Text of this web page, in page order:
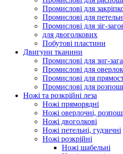
Промислові для
Промислові для
Промислові для зіг-
для двоголкових
Побутові пластини
Двигуни тканини
Промислові для зиг-зага
Промислові для
Промислові для
Промислові для
Ножі та розкрійні леза
Ножі пряморядні
Ножі оверлочні,
Ножі двоголкові
Ножі петельні, гудзичні
Ножі розкрійні
Ножі шабельні